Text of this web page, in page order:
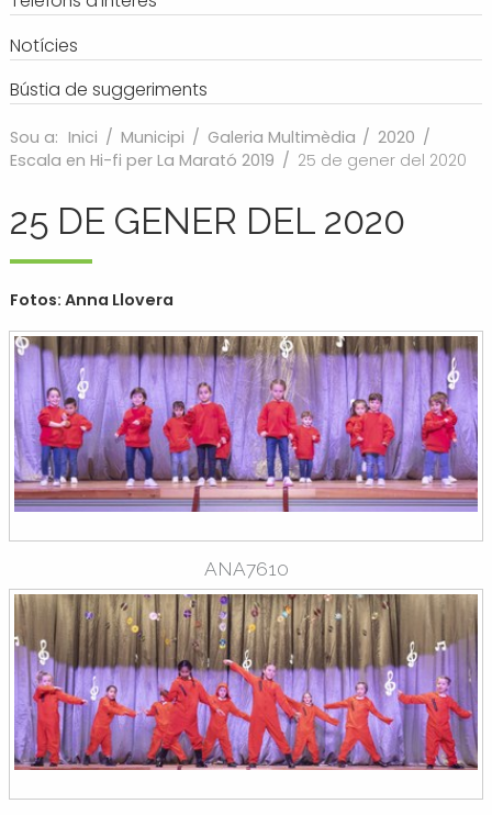
Notícies
Bústia de suggeriments
Sou a: Inici / Municipi / Galeria Multimèdia / 2020 /
Escala en Hi-fi per La Marató 2019 / 25 de gener del 2020
25 DE GENER DEL 2020
Fotos: Anna Llovera
ANA7610